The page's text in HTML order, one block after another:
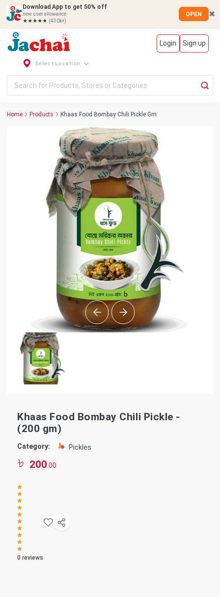
Download App to get 50% off
new user allowance
★★★★★ (430k+)
OPEN ✖
Login Sign up
Select Location
Home Products Khaas Food Bombay Chili Pickle Gm
Khaas Food Bombay Chili Pickle -
(200 gm)
Category: Pickles
200 .00
0 reviews